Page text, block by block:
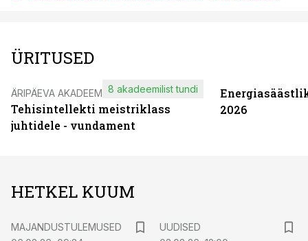
ÜRITUSED
ÄRIPÄEVA AKADEEMIA
Tehisintellekti meistriklass
juhtidele - vundament
8 akadeemilist tundi
2026
HETKEL KUUM
MAJANDUSTULEMUSED
UUDISED